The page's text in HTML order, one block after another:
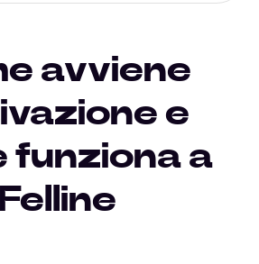
avviene
e
funziona a
Felline